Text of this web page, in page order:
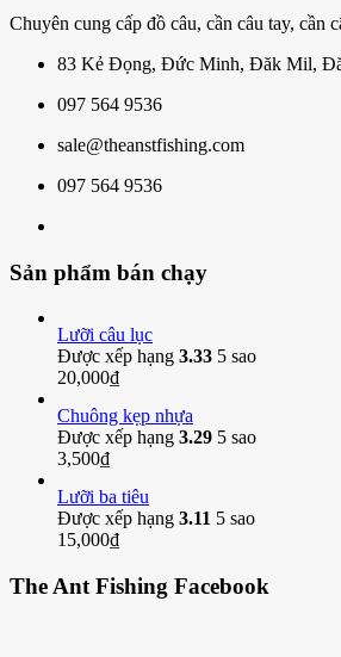
Chuyên cung cấp đồ câu, cần câu tay, cần
83 Kẻ Đọng, Đức Minh, Đăk Mil,
097 564 9536
sale@theanstfishing.com
097 564 9536
Sản phẩm bán chạy
Lưỡi câu lục
Được xếp hạng 3.33 5 sao
20,000₫
Chuông kẹp nhựa
Được xếp hạng 3.29 5 sao
3,500₫
Lưỡi ba tiêu
Được xếp hạng 3.11 5 sao
15,000₫
The Ant Fishing Facebook